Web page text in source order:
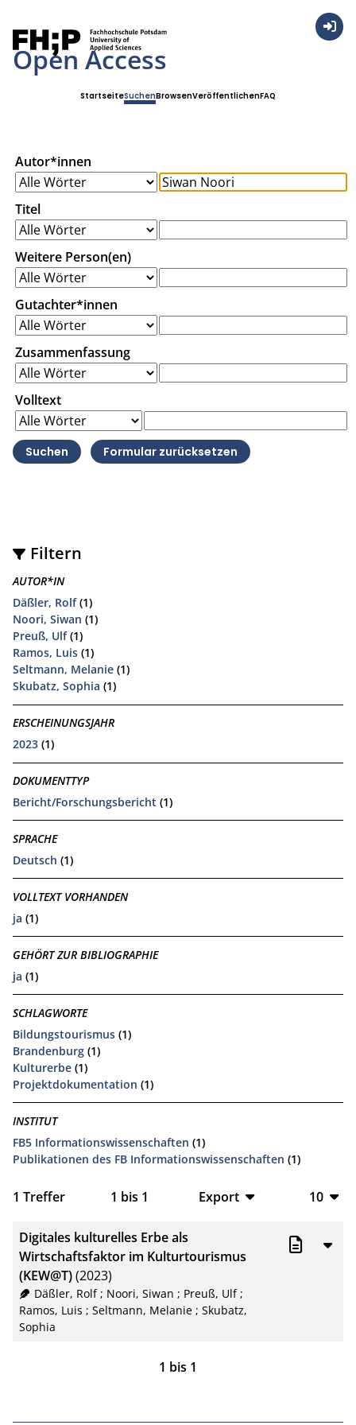
Open Access
StartseiteSuchenBrowsenVeröffentlichenFAQ
Autor*innen
Titel
Weitere Person(en)
Gutachter*innen
Zusammenfassung
Volltext
Filtern
AUTOR*IN
Däßler, Rolf(1)
Noori, Siwan (1)
Preuß, Ulf(1)
Ramos, Luis (1)
Seltmann, Melanie (1)
Skubatz, Sophia (1)
ERSCHEINUNGSJAHR
2023 (1)
DOKUMENTTYP
Bericht/Forschungsbericht (1)
SPRACHE
Deutsch (1)
VOLLTEXT VORHANDEN
ja (1)
GEHÖRT ZUR BIBLIOGRAPHIE
ja (1)
SCHLAGWORTE
Bildungstourismus (1)
Brandenburg (1)
Kulturerbe (1)
Projektdokumentation (1)
INSTITUT
FB5 Informationswissenschaften (1)
Publikationen des FB Informationswissenschaften (1)
1 Treffer 1 bis 1
Export
CSV
RIS
XML
10
20
Digitales kulturelles Erbe als
Wirtschaftsfaktor im Kulturtourismus
(KEW@T)(2023)
Däßler, Rolf; Noori, Siwan ; Preuß, Ulf;
Ramos, Luis ; Seltmann, Melanie ; Skubatz,
Sophia
1 bis 1